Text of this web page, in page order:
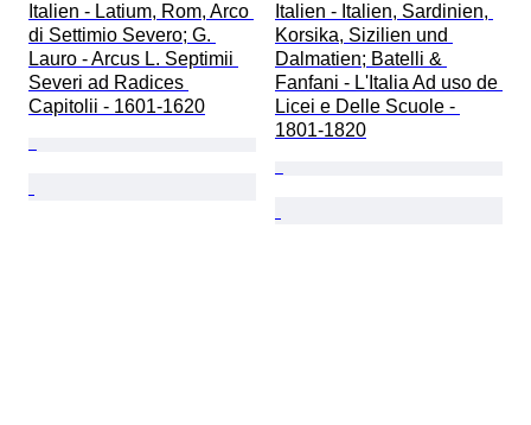
Italien - Latium, Rom, Arco
di Settimio Severo; G.
Lauro - Arcus L. Septimii
Severi ad Radices
Capitolii - 1601-1620
Italien - Italien, Sardinien,
Korsika, Sizilien und
Dalmatien; Batelli &
Fanfani - L'Italia Ad uso de
Licei e Delle Scuole -
1801-1820